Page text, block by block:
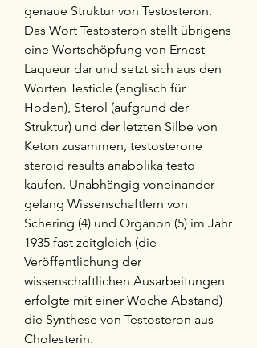
genaue Struktur von Testosteron.
Das Wort Testosteron stellt übrigens
eine Wortschöpfung von Ernest
Laqueur dar und setzt sich aus den
Worten Testicle (englisch für
Hoden), Sterol (aufgrund der
Struktur) und der letzten Silbe von
Keton zusammen, testosterone
steroid results anabolika testo
kaufen. Unabhängig voneinander
gelang Wissenschaftlern von
Schering (4) und Organon (5) im Jahr
1935 fast zeitgleich (die
Veröffentlichung der
wissenschaftlichen Ausarbeitungen
erfolgte mit einer Woche Abstand)
die Synthese von Testosteron aus
Cholesterin.